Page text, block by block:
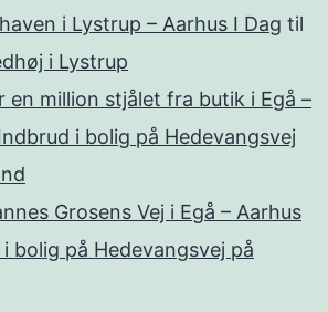
i Lystrup – Aarhus I Dag til
i Lystrup
million stjålet fra butik i Egå –
i bolig på Hedevangsvej
Grosens Vej i Egå – Aarhus
bolig på Hedevangsvej på